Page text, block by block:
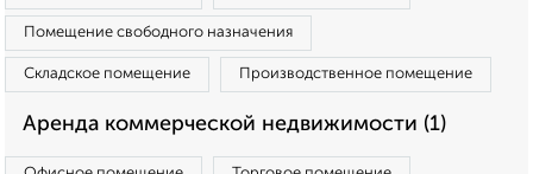
Помещение свободного назначения
Складское помещение Производственное помещение
Аренда коммерческой недвижимости (1)